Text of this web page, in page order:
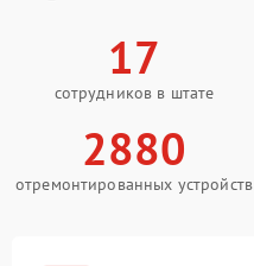
17
сотрудников в штате
2880
отремонтированных устройств